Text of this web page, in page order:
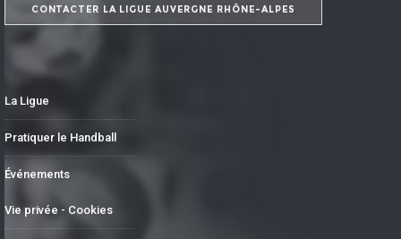
CONTACTER LA LIGUE AUVERGNE RHÔNE-ALPES
La Ligue
Pratiquer le Handball
Événements
Vie privée - Cookies